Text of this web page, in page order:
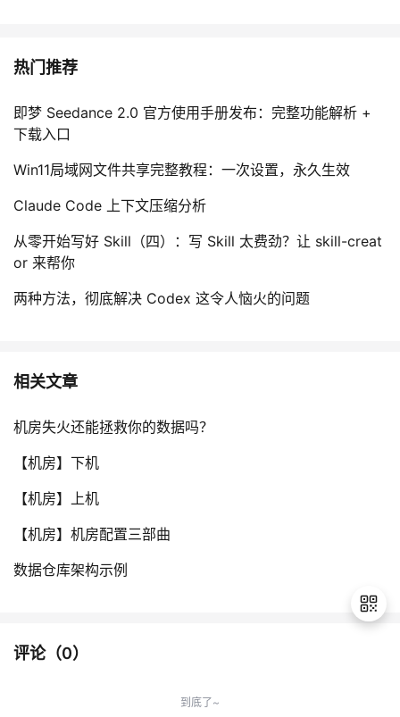
热门推荐
即梦 Seedance 2.0 官方使用手册发布：完整功能解析 +
下载入口
Win11局域网文件共享完整教程：一次设置，永久生效
Claude Code 上下文压缩分析
从零开始写好 Skill（四）：写 Skill 太费劲？让 skill-creat
or 来帮你
两种方法，彻底解决 Codex 这令人恼火的问题
相关文章
机房失火还能拯救你的数据吗？
【机房】下机
【机房】上机
【机房】机房配置三部曲
数据仓库架构示例
评论（0）
到底了~